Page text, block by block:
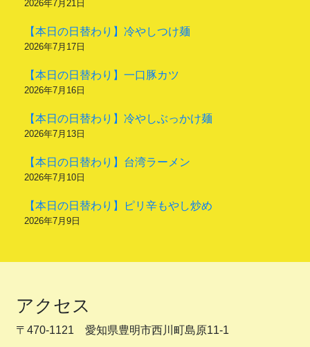
2026年7月21日
【本日の日替わり】冷やしつけ麺
2026年7月17日
【本日の日替わり】一口豚カツ
2026年7月16日
【本日の日替わり】冷やしぶっかけ麺
2026年7月13日
【本日の日替わり】台湾ラーメン
2026年7月10日
【本日の日替わり】ピリ辛もやし炒め
2026年7月9日
アクセス
〒470-1121 愛知県豊明市西川町島原11-1